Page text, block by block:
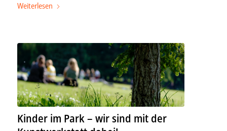
Weiterlesen
Kinder im Park – wir sind mit der